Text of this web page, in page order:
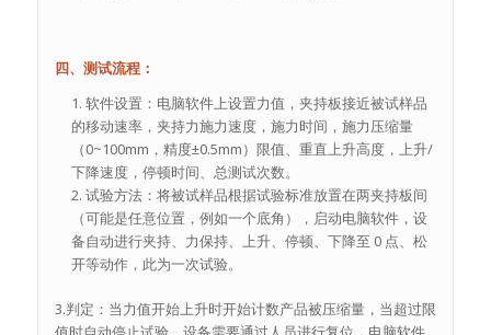
四、测试流程：
软件设置：电脑软件上设置力值，夹持板接近被试样品
的移动速率，夹持力施力速度，施力时间，施力压缩量
（0~100mm，精度±0.5mm）限值、重直上升高度，上升/
下降速度，停顿时间、总测试次数。
试验方法：将被试样品根据试验标准放置在两夹持板间
（可能是任意位置，例如一个底角），启动电脑软件，设
备自动进行夹持、力保持、上升、停顿、下降至 0 点、松
开等动作，此为一次试验。
3.判定：当力值开始上升时开始计数产品被压缩量，当超过限